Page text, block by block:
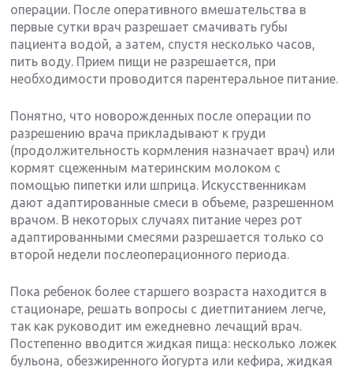
операции. После оперативного вмешательства в
первые сутки врач разрешает смачивать губы
пациента водой, а затем, спустя несколько часов,
пить воду. Прием пищи не разрешается, при
необходимости проводится парентеральное питание.
Понятно, что новорожденных после операции по
разрешению врача прикладывают к груди
(продолжительность кормления назначает врач) или
кормят сцеженным материнским молоком с
помощью пипетки или шприца. Искусственникам
дают адаптированные смеси в объеме, разрешенном
врачом. В некоторых случаях питание через рот
адаптированными смесями разрешается только со
второй недели послеоперационного периода.
Пока ребенок более старшего возраста находится в
стационаре, решать вопросы с диетпитанием легче,
так как руководит им ежедневно лечащий врач.
Постепенно вводится жидкая пища: несколько ложек
бульона, обезжиренного йогурта или кефира, жидкая